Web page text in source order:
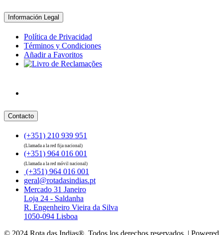
Información Legal
Política de Privacidad
Términos y Condiciones
Añadir a Favoritos
Contacto
(+351) 210 939 951
(Llamada a la red fija nacional)
(+351) 964 016 001
(Llamada a la red móvil nacional)
(+351) 964 016 001
geral@rotadasindias.pt
Mercado 31 Janeiro
Loja 24 - Saldanha
R. Engenheiro Vieira da Silva
1050-094 Lisboa
© 2024 Rota das Indias®. Todos los derechos reservados. | Powered